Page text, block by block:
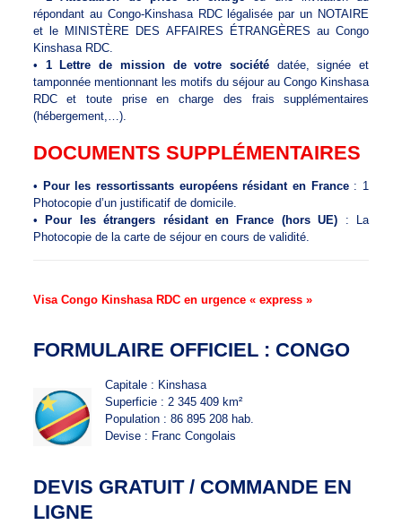
répondant au Congo-Kinshasa RDC légalisée par un NOTAIRE
et le MINISTÈRE DES AFFAIRES ÉTRANGÈRES au Congo
Kinshasa RDC.
• 1 Lettre de mission de votre sociétédatée, signée et
tamponnée mentionnant les motifs du séjour au Congo Kinshasa
RDC et toute prise en charge des frais supplémentaires
(hébergement,…).
DOCUMENTS SUPPLÉMENTAIRES
• Pour les ressortissants européens résidant en France: 1
Photocopie d’un justificatif de domicile.
•
Pour les étrangers résidant en France (hors UE) : La
Photocopie de la carte de séjour en cours de validité.
Visa Congo Kinshasa RDC en urgence « express »
FORMULAIRE OFFICIEL : CONGO
Capitale : Kinshasa
Superficie : 2 345 409 km²
Population : 86 895 208 hab.
Devise : Franc Congolais
DEVIS GRATUIT / COMMANDE EN
LIGNE